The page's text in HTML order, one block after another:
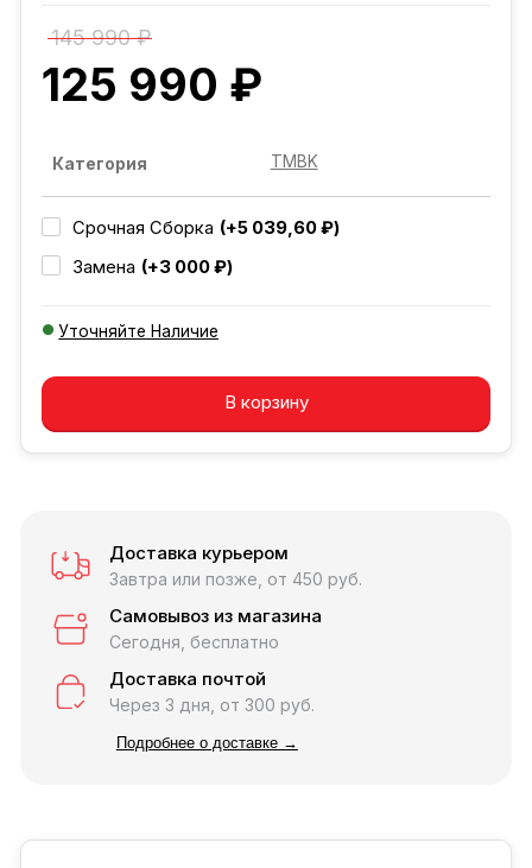
145 990 ₽
125 990 ₽
Категория TMBK
Срочная Сборка (+5 039,60 ₽)
Замена (+3 000 ₽)
Уточняйте Наличие
Добавляется...
В корзину
Доставка курьером
Завтра или позже, от 450 руб.
Самовывоз из магазина
Сегодня, бесплатно
Доставка почтой
Через 3 дня, от 300 руб.
Подробнее о доставке →